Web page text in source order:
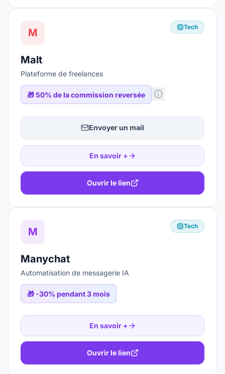
M Tech
Malt
Plateforme de freelances
🎁50% de la commission reversée
Envoyer un mail
En savoir +
Ouvrir le lien
M Tech
Manychat
Automatisation de messagerie IA
🎁 -30% pendant 3 mois
En savoir +
Ouvrir le lien